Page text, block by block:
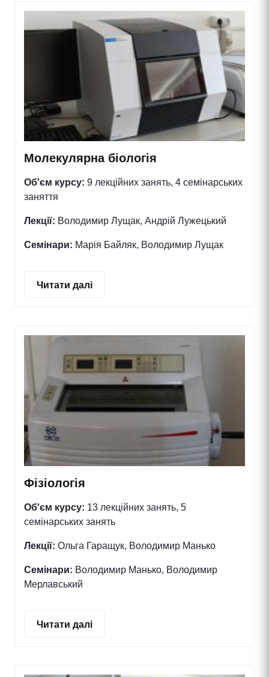
Молекулярна біологія
Об'єм курсу: 9 лекційних занять, 4 семінарських
заняття
Лекції: Володимир Лущак, Андрій Лужецький
Семінари: Марія Байляк, Володимир Лущак
Читати далі
Фізіологія
Об'єм курсу: 13 лекційних занять, 5
семінарських занять
Лекції: Ольга Гаращук, Володимир Манько
Семінари: Володимир Манько, Володимир
Мерлавський
Читати далі